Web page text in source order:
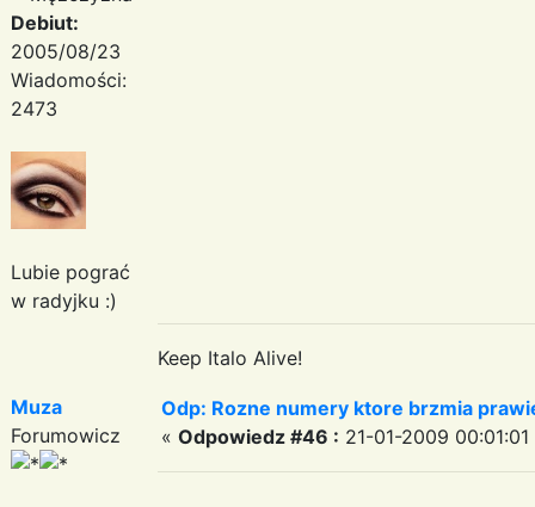
Debiut:
2005/08/23
Wiadomości:
2473
Lubie pograć
w radyjku :)
Keep Italo Alive!
Muza
Forumowicz
Odp: Rozne numery ktore brzmia
« Odpowiedz #46 : 21-01-2009 00:01:01